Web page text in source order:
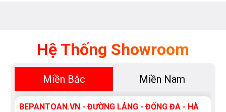
Hệ Thống Showroom
Miền Bắc Miền Nam
BEPANTOAN.VN - ĐƯỜNG LÁNG - ĐỐNG ĐA - HÀ